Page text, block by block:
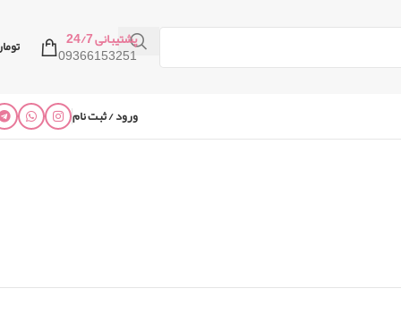
پشتیبانی 24/7
09366153251
ورود / ثبت نام